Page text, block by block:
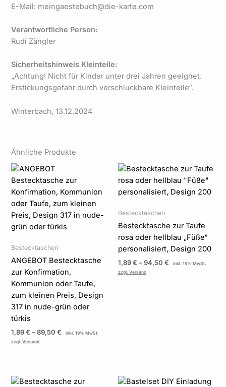
E-Mail: meingaestebuch@die-karte.com
Verantwortliche Person:
Rudi Zängler
Sicherheitshinweis Kleinteile:
„Achtung! Nicht für Kinder unter drei Jahren geeignet.
Erstickungsgefahr durch verschluckbare Kleinteile“.
Winterbach, 13.12.2024
Ähnliche Produkte
Bestecktaschen
ANGEBOT Bestecktasche
zur Konfirmation,
Kommunion oder Taufe,
zum kleinen Preis, Design
317 in nude-grün oder
türkis
1,89€ –89,50€
bis
89,50 €
inkl. 19% MwSt.
zzgl. Versand
Bestecktaschen
Bestecktasche zur Taufe
rosa oder hellblau „Füße“
personalisiert, Design 200
1,89€ –94,50 €
Preisspanne:
bis
94,50 €
inkl. 19% MwSt.
zzgl. Versand
Preisspanne:
Preisspanne: